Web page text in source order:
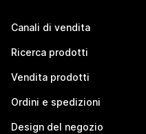
Canali di vendita
Ricerca prodotti
Vendita prodotti
Ordini e spedizioni
Design del negozio